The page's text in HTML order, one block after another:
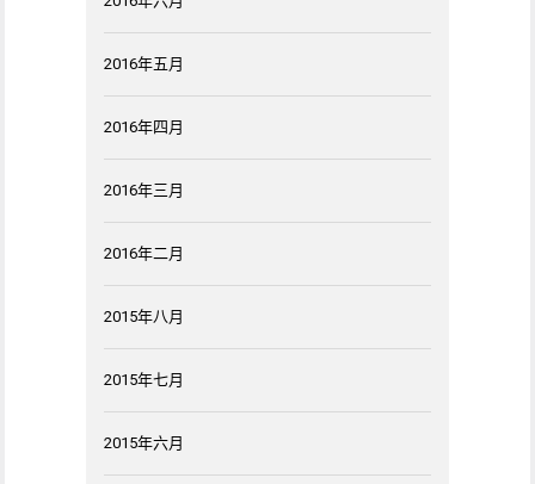
2016年五月
2016年四月
2016年三月
2016年二月
2015年八月
2015年七月
2015年六月